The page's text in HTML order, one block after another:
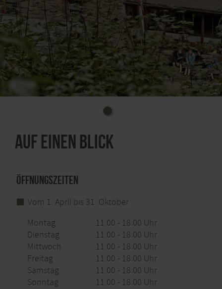
Auf einen Blick
Öffnungszeiten
Vom 1. April bis 31. Oktober
Montag
11:00 - 18:00 Uhr
Dienstag
11:00 - 18:00 Uhr
Mittwoch
11:00 - 18:00 Uhr
Freitag
11:00 - 18:00 Uhr
Samstag
11:00 - 18:00 Uhr
Sonntag
11:00 - 18:00 Uhr